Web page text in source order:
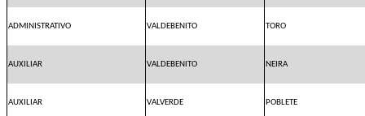
ADMINISTRATIVO VALDEBENITO TORO
AUXILIAR VALDEBENITO NEIRA
AUXILIAR VALVERDE POBLETE